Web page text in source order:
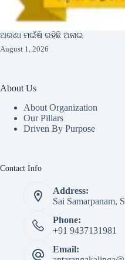
ଅରଣା ମଇଁଷି ରହିଛି ଅନାଇ
August 1, 2026
About Us
About Organization
Our Pillars
Driven By Purpose​
Contact Info
Address:
Sai Samarpanam,
Phone:
+91 9437131981
Email: